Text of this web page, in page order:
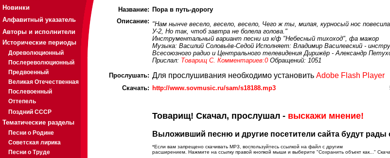
Новинки
Алфавитный указатель
Авторы и исполнители
Исторические периоды
Дореволюционный
Послереволюционный
Предвоенный
Великая Отечественная
Послевоенный
Оттепель
Поздний СССР
Тематические разделы
Песни о Родине
Советская лирика
Песни о Труде
Название: Пора в путь-дорогу
Описание: "Нам нынче весело, весело, весело, Чего ж ты, милая, курносый нос
У-2, Но так, чтоб завтра не болела голова."
Инструментальный вариант песни из к/ф "Небесный тихоход", фа мажор
Музыка: Василий Соловьёв-Седой Исполняет: Владимир Василевский -
Всесоюзного радио и Центрального телевидения Дирижёр - Александр
Прислал: Товарищ С. Комментариев:0 Обращений: 1051
Прослушать: Для прослушивания необходимо установить Adobe Flash Player
Скачать: http://www.sovmusic.ru/sam/s18188.mp3
Товарищ! Скачал, прослушал - выскажи мнение!
Выложивший песню и другие посетители сайта будут
*Если вам запрещено скачивать MP3, воспользуйтесь ссылкой на файл с другим
расширением. Нажмите на ссылку правой кнопкой мыши и выберите "Сохранить объект как..."